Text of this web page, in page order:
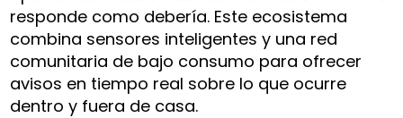
responde como debería. Este ecosistema
combina sensores inteligentes y una red
comunitaria de bajo consumo para ofrecer
avisos en tiempo real sobre lo que ocurre
dentro y fuera de casa.